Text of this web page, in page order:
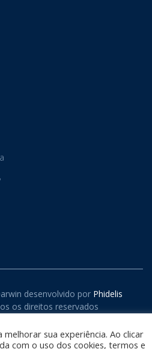
desenvolvido por Phidelis
os direitos reservados
melhorar sua experiência. Ao clicar
com o uso dos cookies, termos e